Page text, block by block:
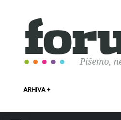
ARHIVA +